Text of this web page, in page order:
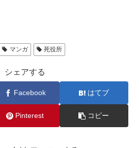
マンガ 死役所
シェアする
Facebook はてブ
Pinterest コピー